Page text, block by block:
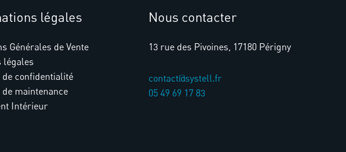
légales
Générales de Vente
légales
confidentialité
maintenance
Intérieur
Nous contacter
13 rue des Pivoines, 17180 Périgny
contact@systell.fr​
05 49 69 17 83